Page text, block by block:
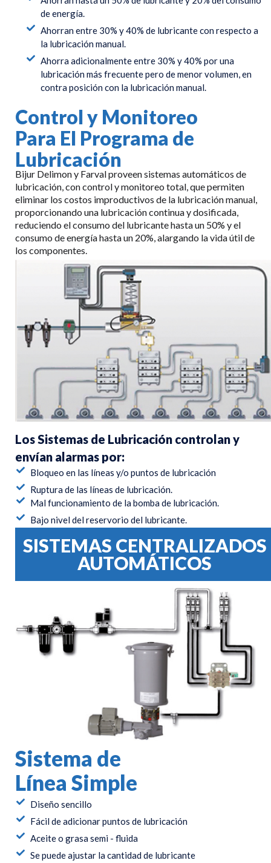
de energía.
Ahorran entre 30% y 40% de lubricante con respecto a
la lubricación manual.
Ahorra adicionalmente entre 30% y 40% por una
lubricación más frecuente pero de menor volumen, en
contra posición con la lubricación manual.
Control y Monitoreo
Para El Programa de
Lubricación
Bijur Delimon y Farval proveen sistemas automáticos de
lubricación, con control y monitoreo total, que permiten
eliminar los costos improductivos de la lubricación manual,
proporcionando una lubricación continua y dosificada,
reduciendo el consumo del lubricante hasta un 50% y el
consumo de energía hasta un 20%, alargando la vida útil de
los componentes.
Los Sistemas de Lubricación controlan y
envían alarmas por:
Bloqueo en las líneas y/o puntos de lubricación
Ruptura de las líneas de lubricación.
Mal funcionamiento de la bomba de lubricación.
Bajo nivel del reservorio del lubricante.
SISTEMAS CENTRALIZADOS
AUTOMÁTICOS
Sistema de
Línea Simple
Diseño sencillo
Fácil de adicionar puntos de lubricación
Aceite o grasa semi - fluida
Se puede ajustar la cantidad de lubricante